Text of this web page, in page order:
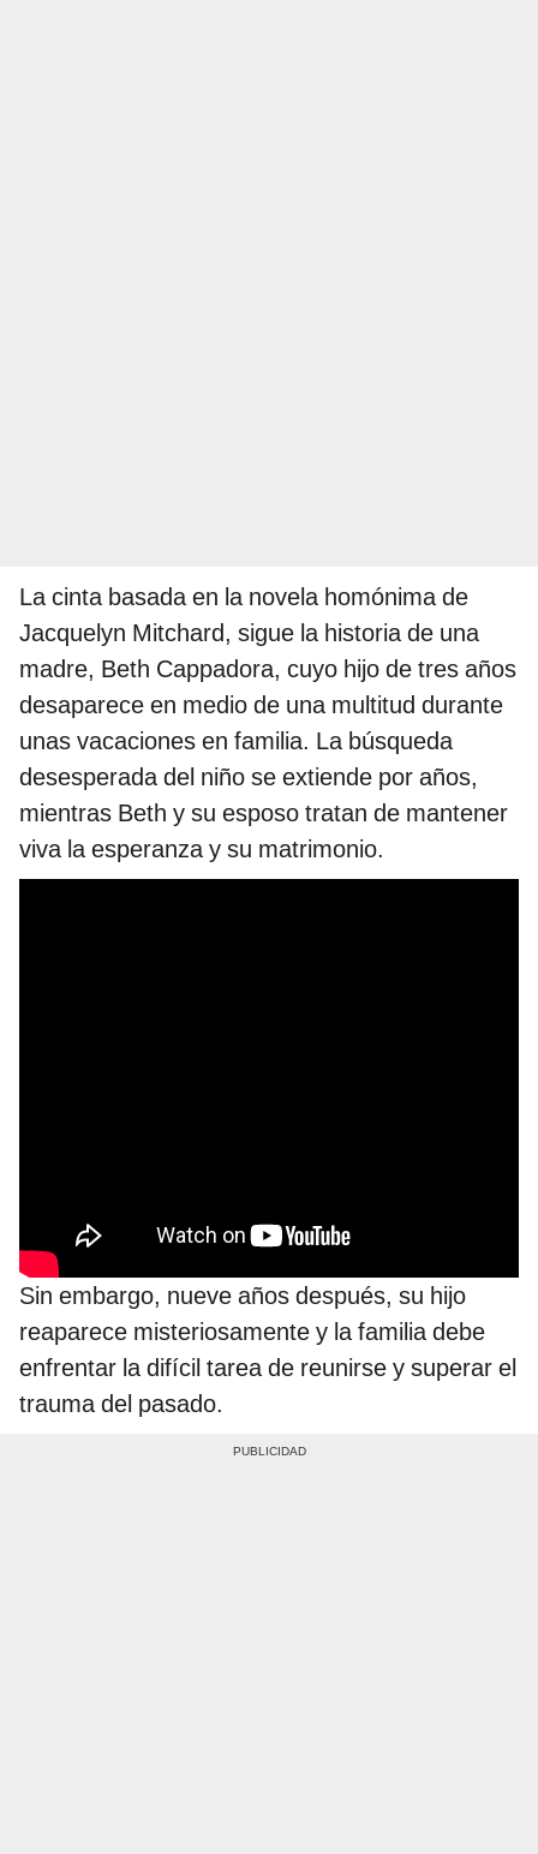
La cinta basada en la novela homónima de
Jacquelyn Mitchard, sigue la historia de una
madre, Beth Cappadora, cuyo hijo de tres años
desaparece en medio de una multitud durante
unas vacaciones en familia. La búsqueda
desesperada del niño se extiende por años,
mientras Beth y su esposo tratan de mantener
viva la esperanza y su matrimonio.
Sin embargo, nueve años después, su hijo
reaparece misteriosamente y la familia debe
enfrentar la difícil tarea de reunirse y superar el
trauma del pasado.